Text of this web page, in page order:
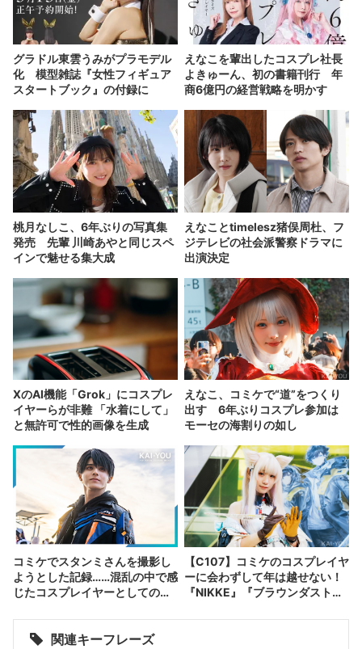
グラドル東雲うみがプラモデル
化 模型雑誌『女性フィギュア
スタートブック』の付録に
えなこを輩出したコスプレ社長
よきゅーん、初の書籍刊行 年
商6億円の経営戦略を明かす
桃月なしこ、6年ぶりの写真集
発売 先輩 川崎あやと同じスペ
インで魅せる集大成
えなことtimelesz猪俣周杜、フ
ジテレビの社会派警察ドラマに
出演決定
XのAI機能「Grok」にコスプレ
イヤーらが非難 「水着にして」
と無許可で性的画像を生成
えなこ、コミケで“道”をつくり
出す 6年ぶりコスプレ参加は
モーセの海割りの如し
コミケでスタンミさんを撮影し
ようとした記録……混乱の中で感
じたコスプレイヤーとしての躍
【C107】コミケのコスプレイヤ
ーに会わずして年は越せない！
『NIKKE』『ブラウンダスト
関連キーフレーズ